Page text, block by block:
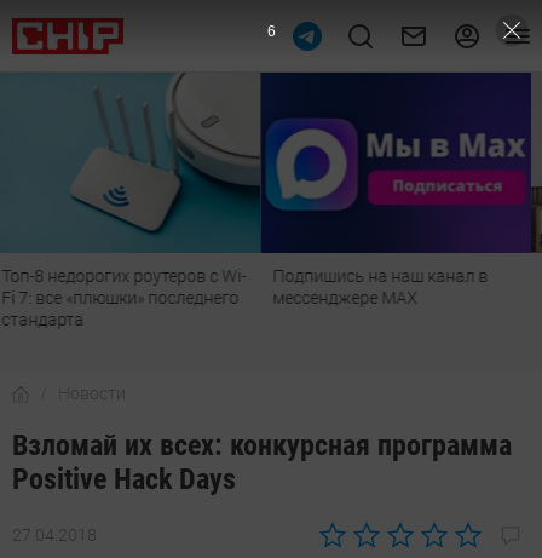
Подпишись на наш канал в
мессенджере МАХ
Рейтинг телевизоров 2026:
лучшие модели для гостиной,
Новости
Взломай их всех: конкурсная программа
Positive Hack Days
27.04.2018
Автор:
5